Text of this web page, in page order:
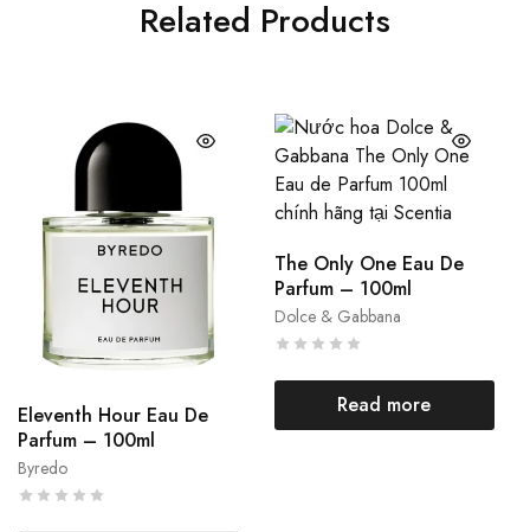
Related Products
Byredo
Eleventh Hour Eau De
Parfum – 100ml
Dolce & Gabbana
The Only One Eau De
Parfum – 100ml
Read more